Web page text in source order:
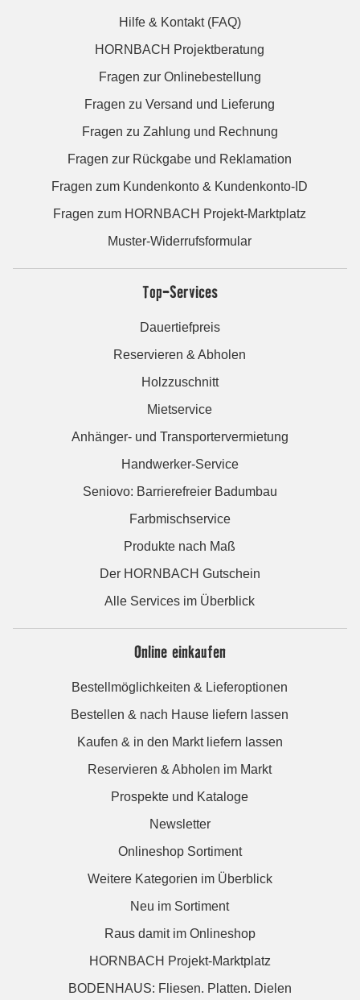
Hilfe & Kontakt (FAQ)
HORNBACH Projektberatung
Fragen zur Onlinebestellung
Fragen zu Versand und Lieferung
Fragen zu Zahlung und Rechnung
Fragen zur Rückgabe und Reklamation
Fragen zum Kundenkonto & Kundenkonto-ID
Fragen zum HORNBACH Projekt-Marktplatz
Muster-Widerrufsformular
Top-Services
Dauertiefpreis
Reservieren & Abholen
Holzzuschnitt
Mietservice
Anhänger- und Transportervermietung
Handwerker-Service
Seniovo: Barrierefreier Badumbau
Farbmischservice
Produkte nach Maß
Der HORNBACH Gutschein
Alle Services im Überblick
Online einkaufen
Bestellmöglichkeiten & Lieferoptionen
Bestellen & nach Hause liefern lassen
Kaufen & in den Markt liefern lassen
Reservieren & Abholen im Markt
Prospekte und Kataloge
Newsletter
Onlineshop Sortiment
Weitere Kategorien im Überblick
Neu im Sortiment
Raus damit im Onlineshop
HORNBACH Projekt-Marktplatz
BODENHAUS: Fliesen. Platten. Dielen